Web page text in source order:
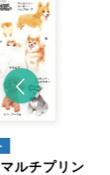
ルチプリン